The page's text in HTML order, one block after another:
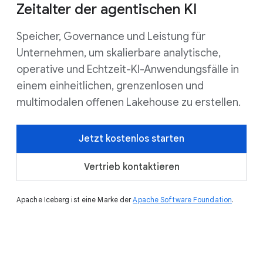
Zeitalter der agentischen KI
Speicher, Governance und Leistung für
Unternehmen, um skalierbare analytische,
operative und Echtzeit-KI-Anwendungsfälle in
einem einheitlichen, grenzenlosen und
multimodalen offenen Lakehouse zu erstellen.
Jetzt kostenlos starten
Vertrieb kontaktieren
Apache Iceberg ist eine Marke derApache Software Foundation.